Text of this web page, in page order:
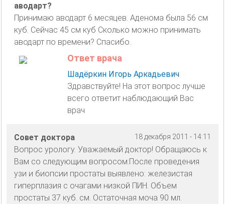
аводарт?
Принимаю аводарт 6 месяцев. Аденома была 56 см
куб. Сейчас 45 см куб Сколько можно принимать
аводарт по времени? Спасибо.
Ответ врача
Шадёркин Игорь Аркадьевич
Здравствуйте! На этот вопрос лучше
всего ответит наблюдающий Вас
врач
18 декабря 2011 - 14:11
Совет доктора
Вопрос урологу. Уважаемый доктор! Обращаюсь к
Вам со следующим вопросом:После проведения
узи и биопсии простаты выявлено: железистая
гиперплазия с очагами низкой ПИН. Объем
простаты 37 куб. см. Остаточная моча 90 мл.